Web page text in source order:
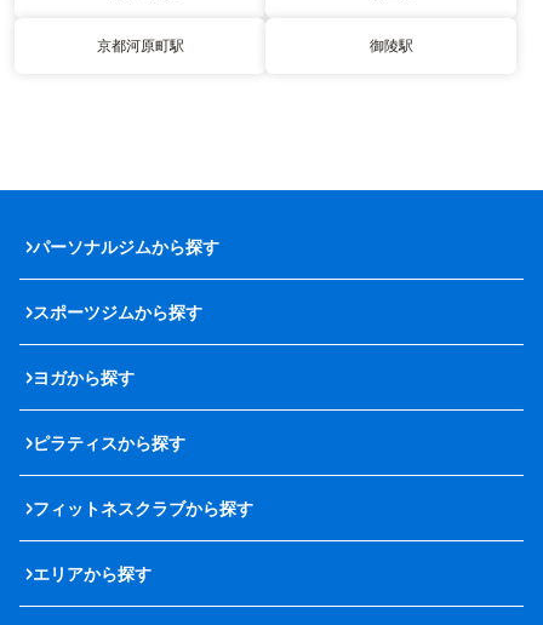
京都河原町駅 御陵駅
パーソナルジムから探す
スポーツジムから探す
ヨガから探す
ピラティスから探す
フィットネスクラブから探す
エリアから探す